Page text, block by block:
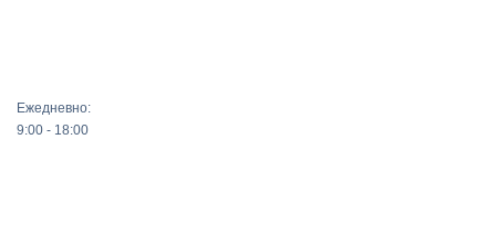
Ежедневно:
9:00 - 18:00